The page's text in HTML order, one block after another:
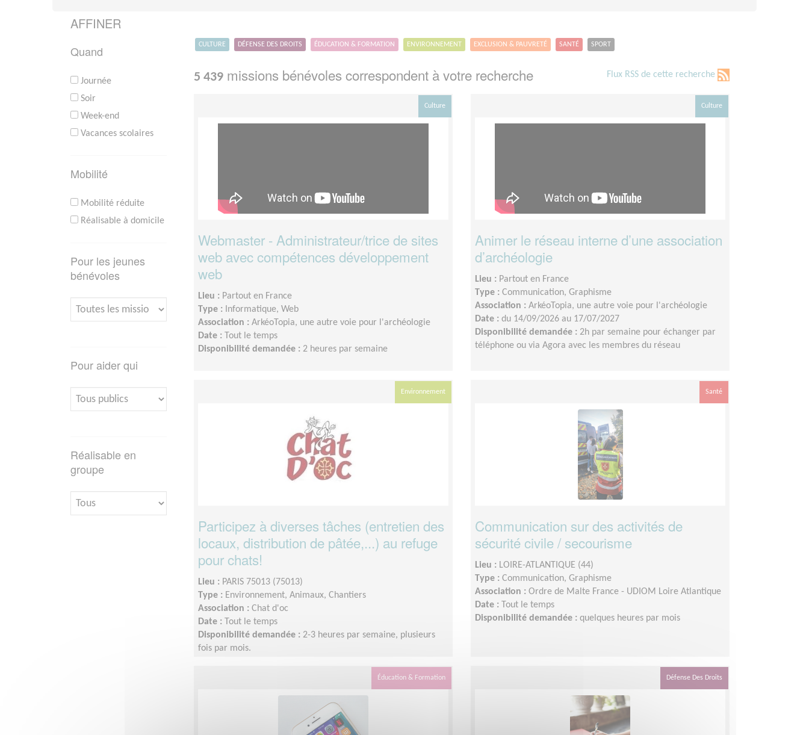
AFFINER
Quand
Journée
Soir
Week-end
Vacances scolaires
Mobilité
Mobilité réduite
Réalisable à domicile
Pour les jeunes
bénévoles
Pour aider qui
Réalisable en
groupe
CULTURE DÉFENSE DES DROITS ÉDUCATION & FORMATION ENVIRONNEMENT EXCLUSION & PAUVRETÉ SANTÉ SPORT
Flux RSS de cette recherche
5 439 missions bénévoles correspondent à votre recherche
Culture
Webmaster - Administrateur/trice de sites
web avec compétences développement
web
Lieu : Partout en France
Type :
Informatique, Web
Association : ArkéoTopia, une autre voie pour l'archéologie
Date :
Tout le temps
Disponibilité demandée : 2 heures par semaine
Culture
Animer le réseau interne d’une association
d’archéologie
Lieu : Partout en France
Type : Communication, Graphisme
Association : ArkéoTopia, une autre voie pour l'archéologie
Date : du 14/09/2026 au 17/07/2027
Disponibilité demandée : 2h par semaine pour échanger par
téléphone ou via Agora avec les membres du réseau
Environnement
Participez à diverses tâches (entretien des
locaux, distribution de pâtée,...) au refuge
pour chats!
Lieu : PARIS 75013 (75013)
Type : Environnement, Animaux, Chantiers
Association : Chat d'oc
Date :
Tout le temps
Disponibilité demandée : 2-3 heures par semaine, plusieurs
fois par mois.
Santé
Communication sur des activités de
sécurité civile / secourisme
Lieu : LOIRE-ATLANTIQUE (44)
Type : Communication, Graphisme
Association : Ordre de Malte France - UDIOM Loire Atlantique
Date :
Tout le temps
Disponibilité demandée : quelques heures par mois
Éducation & Formation Défense Des Droits